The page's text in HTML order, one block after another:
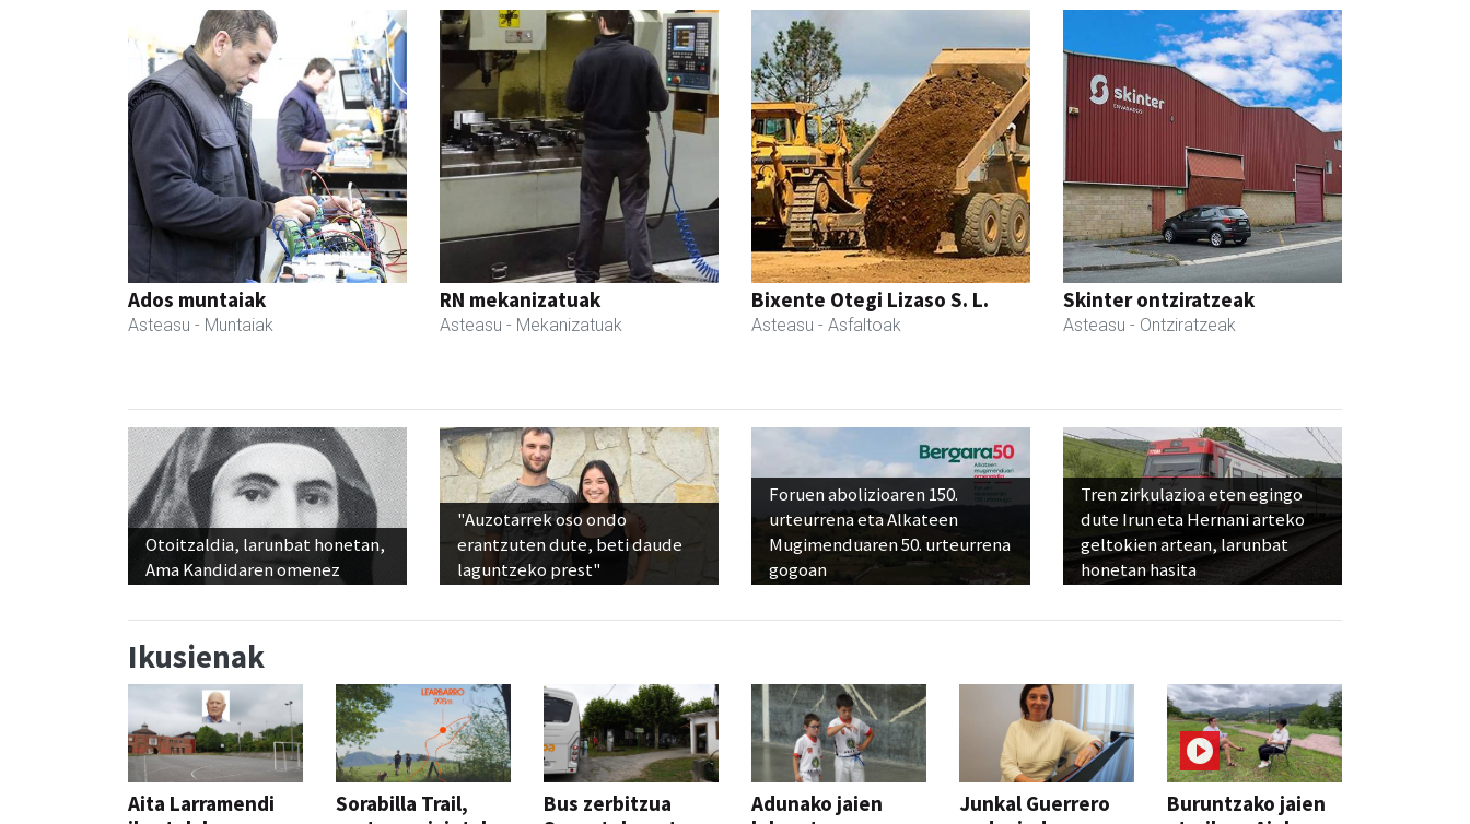
Ados muntaiak
Asteasu - Muntaiak
RN mekanizatuak
Asteasu - Mekanizatuak
Bixente Otegi Lizaso S. L.
Asteasu - Asfaltoak
Skinter ontziratzeak
Asteasu - Ontziratzeak
Otoitzaldia, larunbat honetan,
Ama Kandidaren omenez
"Auzotarrek oso ondo
erantzuten dute, beti daude
laguntzeko prest"
Foruen abolizioaren 150.
urteurrena eta Alkateen
Mugimenduaren 50. urteurrena
gogoan
Tren zirkulazioa eten egingo
dute Irun eta Hernani arteko
geltokien artean, larunbat
honetan hasita
Ikusienak
Aita Larramendi
Sorabilla Trail,
Bus zerbitzua
Adunako jaien
Junkal Guerrero
Buruntzako jaien